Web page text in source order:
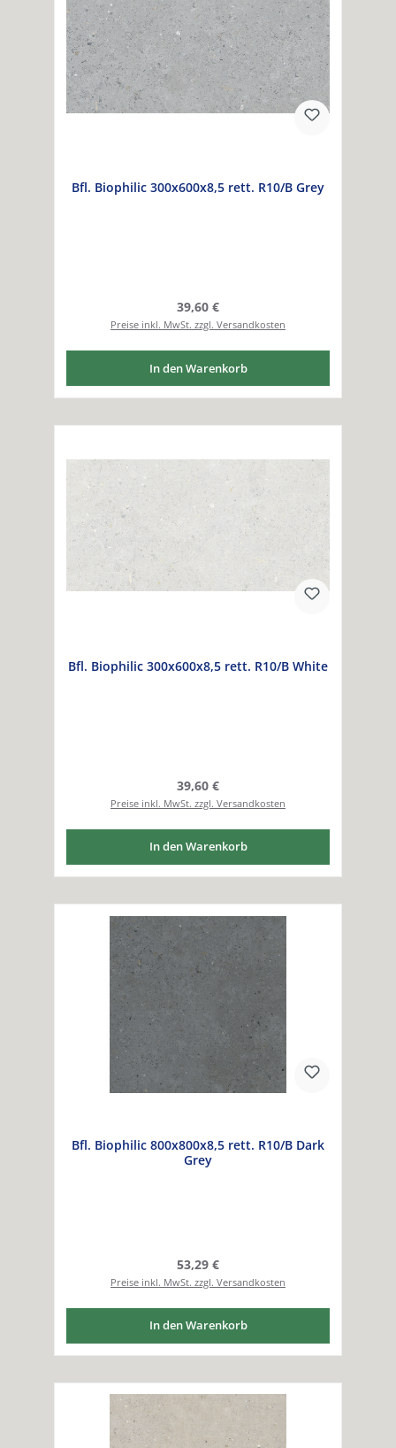
Bfl. Biophilic 300x600x8,5 rett. R10/B Grey
Regulärer Preis:
39,60 €
Preise inkl. MwSt. zzgl. Versandkosten
In den Warenkorb
Bfl. Biophilic 300x600x8,5 rett. R10/B White
Regulärer Preis:
39,60 €
Preise inkl. MwSt. zzgl. Versandkosten
In den Warenkorb
Bfl. Biophilic 800x800x8,5 rett. R10/B Dark
Grey
Regulärer Preis:
53,29 €
Preise inkl. MwSt. zzgl. Versandkosten
In den Warenkorb